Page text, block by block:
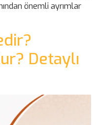
önemli ayrımlar
Detaylı